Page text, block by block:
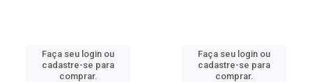
Faça seu login ou
cadastre-se para
comprar.
Faça seu login ou
cadastre-se para
comprar.